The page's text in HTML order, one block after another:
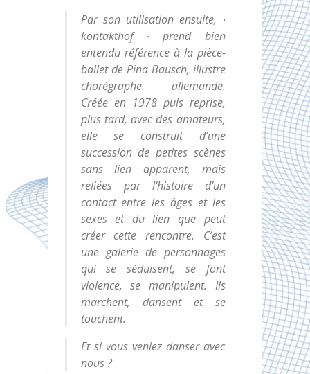
Par son utilisation ensuite, ∙
kontakthof ∙ prend bien
entendu référence à la pièce-
ballet de Pina Bausch, illustre
chorégraphe allemande.
Créée en 1978 puis reprise,
plus tard, avec des amateurs,
elle se construit d’une
succession de petites scènes
sans lien apparent, mais
reliées par l’histoire d’un
contact entre les âges et les
sexes et du lien que peut
créer cette rencontre. C’est
une galerie de personnages
qui se séduisent, se font
violence, se manipulent. Ils
marchent, dansent et se
touchent.
Et si vous veniez danser avec
nous ?